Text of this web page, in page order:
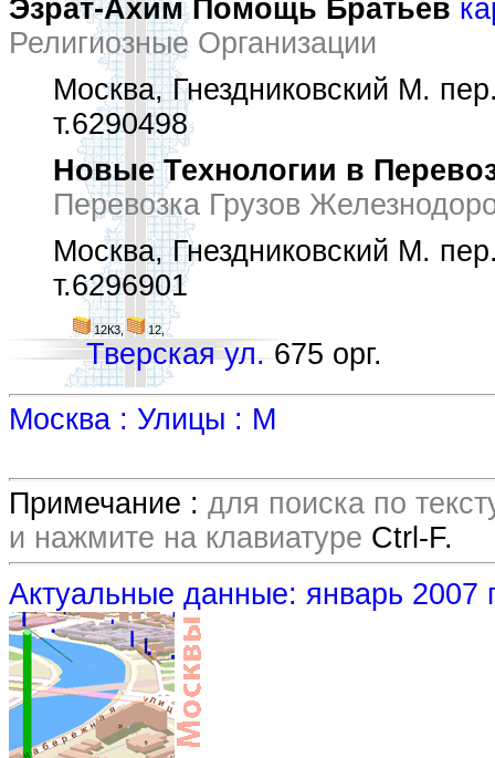
Эзрат-Ахим Помощь Братьев
Религиозные Организации
Москва, Гнездниковский М.
т.6290498
Новые Технологии в
Перевозка Грузов
Москва, Гнездниковский М.
т.6296901
12К3, 12,
Тверская ул. 675 орг.
Москва : Улицы : М
Примечание : для поиска по
и нажмите на клавиатуре Ctrl-F.
Актуальные данные: январь 2007